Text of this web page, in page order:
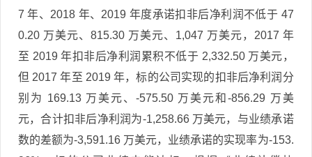
7 年、2018 年、2019 年度承诺扣非后净利润不低于 47
0.20 万美元、815.30 万美元、1,047 万美元，2017 年
至 2019 年扣非后净利润累积不低于 2,332.50 万美元，
但 2017 年至 2019 年，标的公司实现的扣非后净利润分
别为 169.13 万美元、-575.50 万美元和-856.29 万美
元，合计扣非后净利润为-1,258.66 万美元，与业绩承诺
数的差额为-3,591.16 万美元，业绩承诺的实现率为-153.